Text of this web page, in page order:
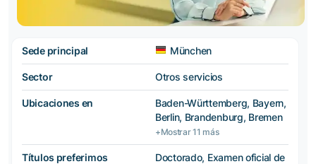
Sede principal München
Sector Otros servicios
Ubicaciones en
Baden-Württemberg, Bayern,
Berlin, Brandenburg, Bremen
+Mostrar 11 más
Títulos preferimos
Doctorado, Examen oficial de